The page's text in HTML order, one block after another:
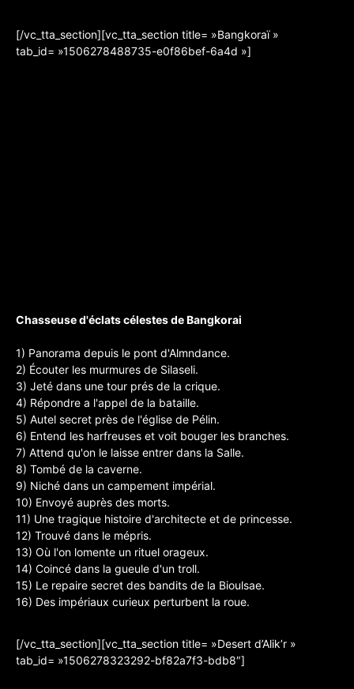
[/vc_tta_section][vc_tta_section title= »Bangkoraï »
tab_id= »1506278488735-e0f86bef-6a4d »]
Chasseuse d'éclats célestes de Bangkorai
1) Panorama depuis le pont d'Almndance.
2) Écouter les murmures de Silaseli.
3) Jeté dans une tour prés de la crique.
4) Répondre a l'appel de la bataille.
5) Autel secret près de l'église de Pélin.
6) Entend les harfreuses et voit bouger les branches.
7) Attend qu'on le laisse entrer dans la Salle.
8) Tombé de la caverne.
9) Niché dans un campement impérial.
10) Envoyé auprès des morts.
11) Une tragique histoire d'architecte et de princesse.
12) Trouvé dans le mépris.
13) Où l'on lomente un rituel orageux.
14) Coincé dans la gueule d'un troll.
15) Le repaire secret des bandits de la Bioulsae.
16) Des impériaux curieux perturbent la roue.
[/vc_tta_section][vc_tta_section title= »Desert d’Alik’r »
tab_id= »1506278323292-bf82a7f3-bdb8″]